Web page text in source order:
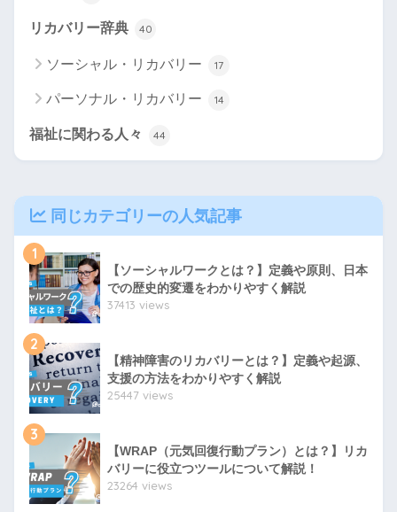
リカバリー辞典 40
ソーシャル・リカバリー 17
パーソナル・リカバリー 14
福祉に関わる人々 44
同じカテゴリーの人気記事
1
【ソーシャルワークとは？】定義や原則、日本
での歴史的変遷をわかりやすく解説
37413 views
2
【精神障害のリカバリーとは？】定義や起源、
支援の方法をわかりやすく解説
25447 views
3
【WRAP（元気回復行動プラン）とは？】リカ
バリーに役立つツールについて解説！
23264 views